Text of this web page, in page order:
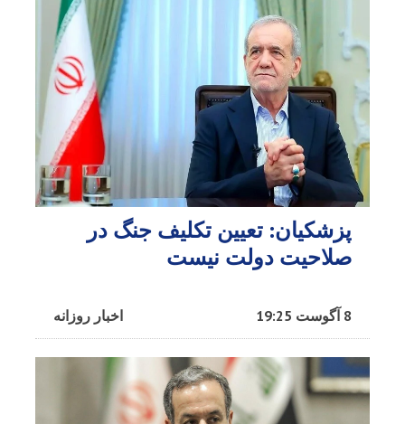
پزشکیان: تعیین تکلیف جنگ در
صلاحیت دولت نیست
اخبار روزانه 8 آگوست 19:25